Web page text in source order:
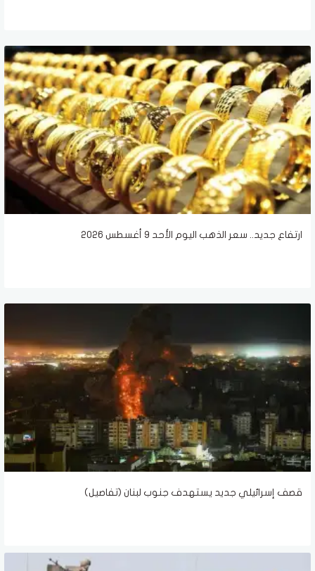
ارتفاع جديد.. سعر الذهب اليوم الأحد 9 أغسطس 2026
قصف إسرائيلي جديد يستهدف جنوب لبنان (تفاصيل)